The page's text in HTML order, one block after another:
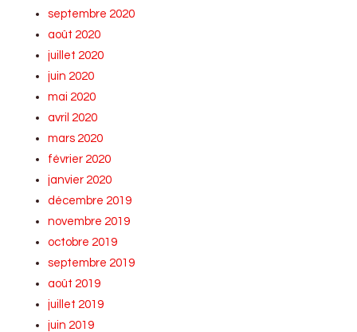
septembre 2020
août 2020
juillet 2020
juin 2020
mai 2020
avril 2020
mars 2020
février 2020
janvier 2020
décembre 2019
novembre 2019
octobre 2019
septembre 2019
août 2019
juillet 2019
juin 2019